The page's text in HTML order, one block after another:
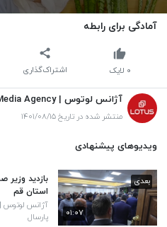
آمادگی برای رابطه
اشتراک‌گذاری ۰ لایک
آژانس لوتوس | Lotus Media Agency
منتشر شده در تاریخ ۱۴۰۱/۰۸/۱۵
ویدیوهای پیشنهادی
۰۱:۰۷
بعدی
بازدید وزیر
استان قم
آژانس لوتوس | Lotus Media Agency
پارسال